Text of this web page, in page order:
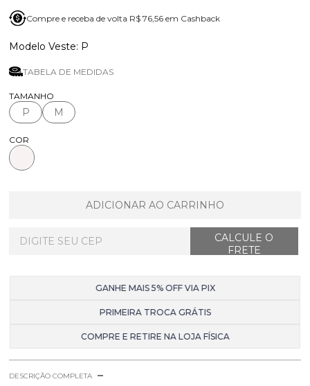
Compre e receba de volta R$ 76,56 em Cashback
P
TABELA DE MEDIDAS
TAMANHO
P M
COR
ADICIONAR AO CARRINHO
GANHE MAIS 5% OFF VIA PIX
PRIMEIRA TROCA GRÁTIS
COMPRE E RETIRE NA LOJA FÍSICA
DESCRIÇÃO COMPLETA